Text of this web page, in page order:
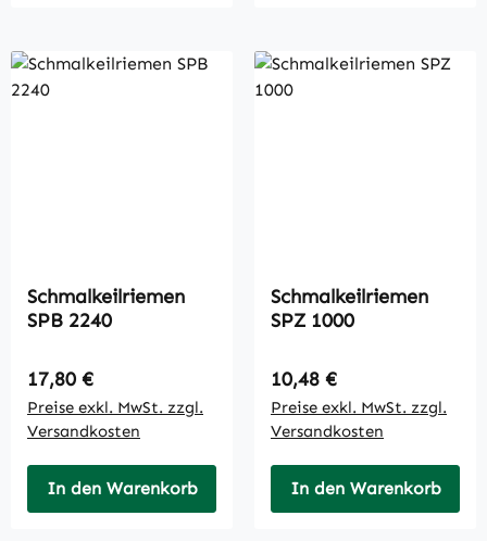
Schmalkeilriemen
SPB 2240
Regulärer Preis:
17,80 €
Preise exkl. MwSt. zzgl.
Versandkosten
In den Warenkorb
Schmalkeilriemen
SPZ 1000
Regulärer Preis:
10,48 €
Preise exkl. MwSt. zzgl.
Versandkosten
In den Warenkorb